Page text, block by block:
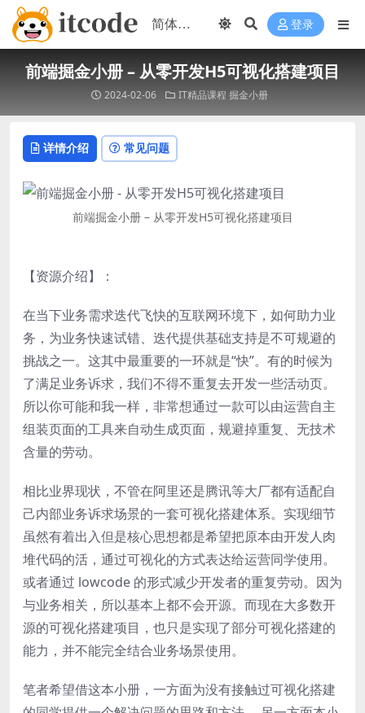
登录
前端掘金小册 – 从零开发H5可视化搭建项目
2024-02-06 IT精品课程 掘金小册
详情介绍 常见问题
前端掘金小册 – 从零开发H5可视化搭建项目
【资源介绍】：
在当下业务需求迭代飞快的互联网环境下，如何助力业
务，为业务快速试错、迭代提供基础支持是不可规避的
挑战之一。这其中最重要的一环就是“快”。有的时候为
了满足业务诉求，我们不得不重复去开发一些活动页。
所以你可能和我一样，非常想通过一款可以由运营自主
组装页面的工具来自动生成页面，规避掉重复、无技术
含量的劳动。
相比业界现状，不管在阿里还是腾讯等大厂都有适配自
己内部业务诉求场景的一套可视化搭建体系。实现细节
虽然有着出入但是核心思想都是希望把原本由开发人肉
堆代码的活，通过可视化的方式表达给运营同学使用。
或者通过 lowcode 的形式减少开发者的重复劳动。因为
与业务相关，所以基本上都不会开源。而现在大多数开
源的可视化搭建项目，也只是实现了部分可视化搭建的
能力，并不能完全结合业务场景使用。
笔者希望借这本小册，一方面为没有接触过可视化搭建